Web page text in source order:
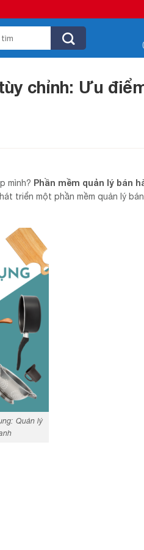
chỉnh: Ưu
mình? Phần mềm quản lý bán
triển một phần mềm quản lý
Quản lý